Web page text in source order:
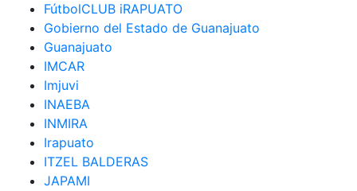
FútbolCLUB iRAPUATO
Gobierno del Estado de Guanajuato
Guanajuato
IMCAR
Imjuvi
INAEBA
INMIRA
Irapuato
ITZEL BALDERAS
JAPAMI